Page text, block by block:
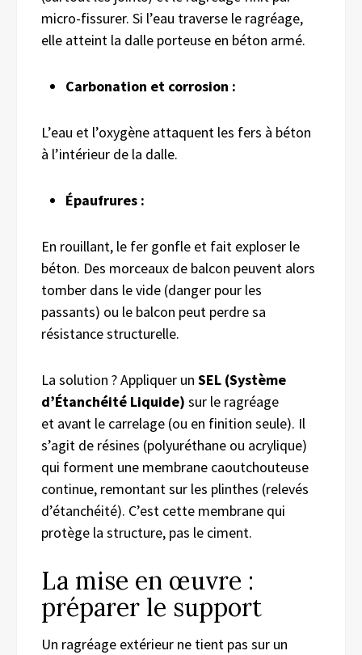
micro-fissurer. Si l’eau traverse le ragréage,
elle atteint la dalle porteuse en béton armé.
Carbonation et corrosion :
L’eau et l’oxygène attaquent les fers à béton
à l’intérieur de la dalle.
Épaufrures :
En rouillant, le fer gonfle et fait exploser le
béton. Des morceaux de balcon peuvent alors
tomber dans le vide (danger pour les
passants) ou le balcon peut perdre sa
résistance structurelle.
La solution ? Appliquer un SEL (Système
d’Étanchéité Liquide) sur le ragréage
et avant le carrelage (ou en finition seule). Il
s’agit de résines (polyuréthane ou acrylique)
qui forment une membrane caoutchouteuse
continue, remontant sur les plinthes (relevés
d’étanchéité). C’est cette membrane qui
protège la structure, pas le ciment.
La mise en œuvre :
préparer le support
Un ragréage extérieur ne tient pas sur un